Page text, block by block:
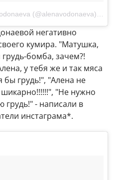
Фото опубликовано Alena Vodonaeva (@alenavodonaeva)Окт
негативно
кумира. "Матушка,
бомба, зачем?!
у тебя же и так мяса
бы грудь!", "Алена не
шикарно!!!!!!", "Не нужно
грудь!" - написали в
инстаграма*.